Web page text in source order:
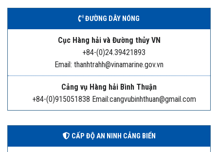
ĐƯỜNG DÂY NÓNG
Cục Hàng hải và Đường thủy VN
+84-(0)24.39421893
Email: thanhtrahh@vinamarine.gov.vn
Cảng vụ Hàng hải Bình Thuận
+84-(0)915051838 Email:cangvubinhthuan@gmail.com
CẤP ĐỘ AN NINH CẢNG BIỂN